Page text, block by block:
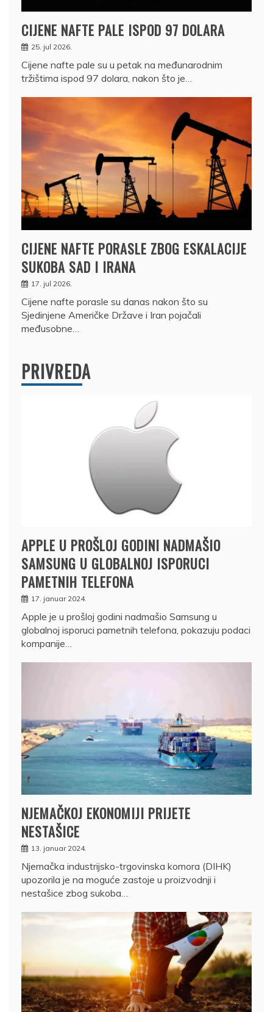
CIJENE NAFTE PALE ISPOD 97 DOLARA
25. jul 2026.
Cijene nafte pale su u petak na međunarodnim
tržištima ispod 97 dolara, nakon što je…
CIJENE NAFTE PORASLE ZBOG ESKALACIJE
SUKOBA SAD I IRANA
17. jul 2026.
Cijene nafte porasle su danas nakon što su
Sjedinjene Američke Države i Iran pojačali
međusobne…
PRIVREDA
APPLE U PROŠLOJ GODINI NADMAŠIO
SAMSUNG U GLOBALNOJ ISPORUCI
PAMETNIH TELEFONA
17. januar 2024.
Apple je u prošloj godini nadmašio Samsung u
globalnoj isporuci pametnih telefona, pokazuju podaci
kompanije…
NJEMAČKOJ EKONOMIJI PRIJETE
NESTAŠICE
13. januar 2024.
Njemačka industrijsko-trgovinska komora (DIHK)
upozorila je na moguće zastoje u proizvodnji i
nestašice zbog sukoba…